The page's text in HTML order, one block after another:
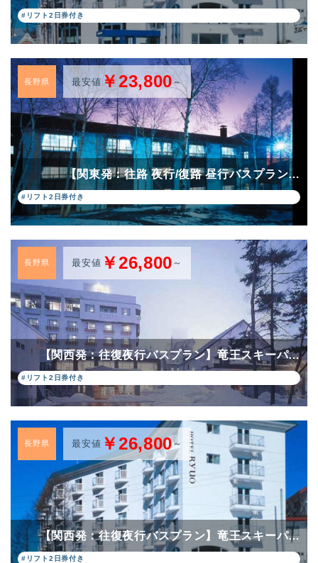
#リフト2日券付き
長野県 最安値￥23,800～
【関東発：往路 夜行/復路 昼行バスプラン…
#リフト2日券付き
長野県 最安値 ￥26,800 ～
【関西発：往復夜行バスプラン】竜王スキーパ…
#リフト2日券付き
長野県 最安値 ￥26,800～
【関西発：往復夜行バスプラン】竜王スキーパ…
#リフト2日券付き